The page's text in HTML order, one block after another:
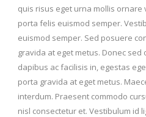
quis risus eget urna mollis ornare
porta felis euismod semper.
euismod semper. Sed posuere
gravida at eget metus. Donec sed
dapibus ac facilisis in, egestas
porta gravida at eget metus.
interdum. Praesent commodo
nisl consectetur et. Vestibulum id